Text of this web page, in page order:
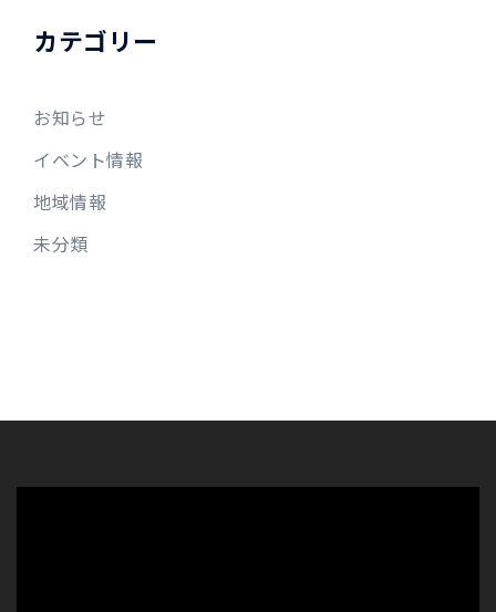
カテゴリー
お知らせ
イベント情報
地域情報
未分類